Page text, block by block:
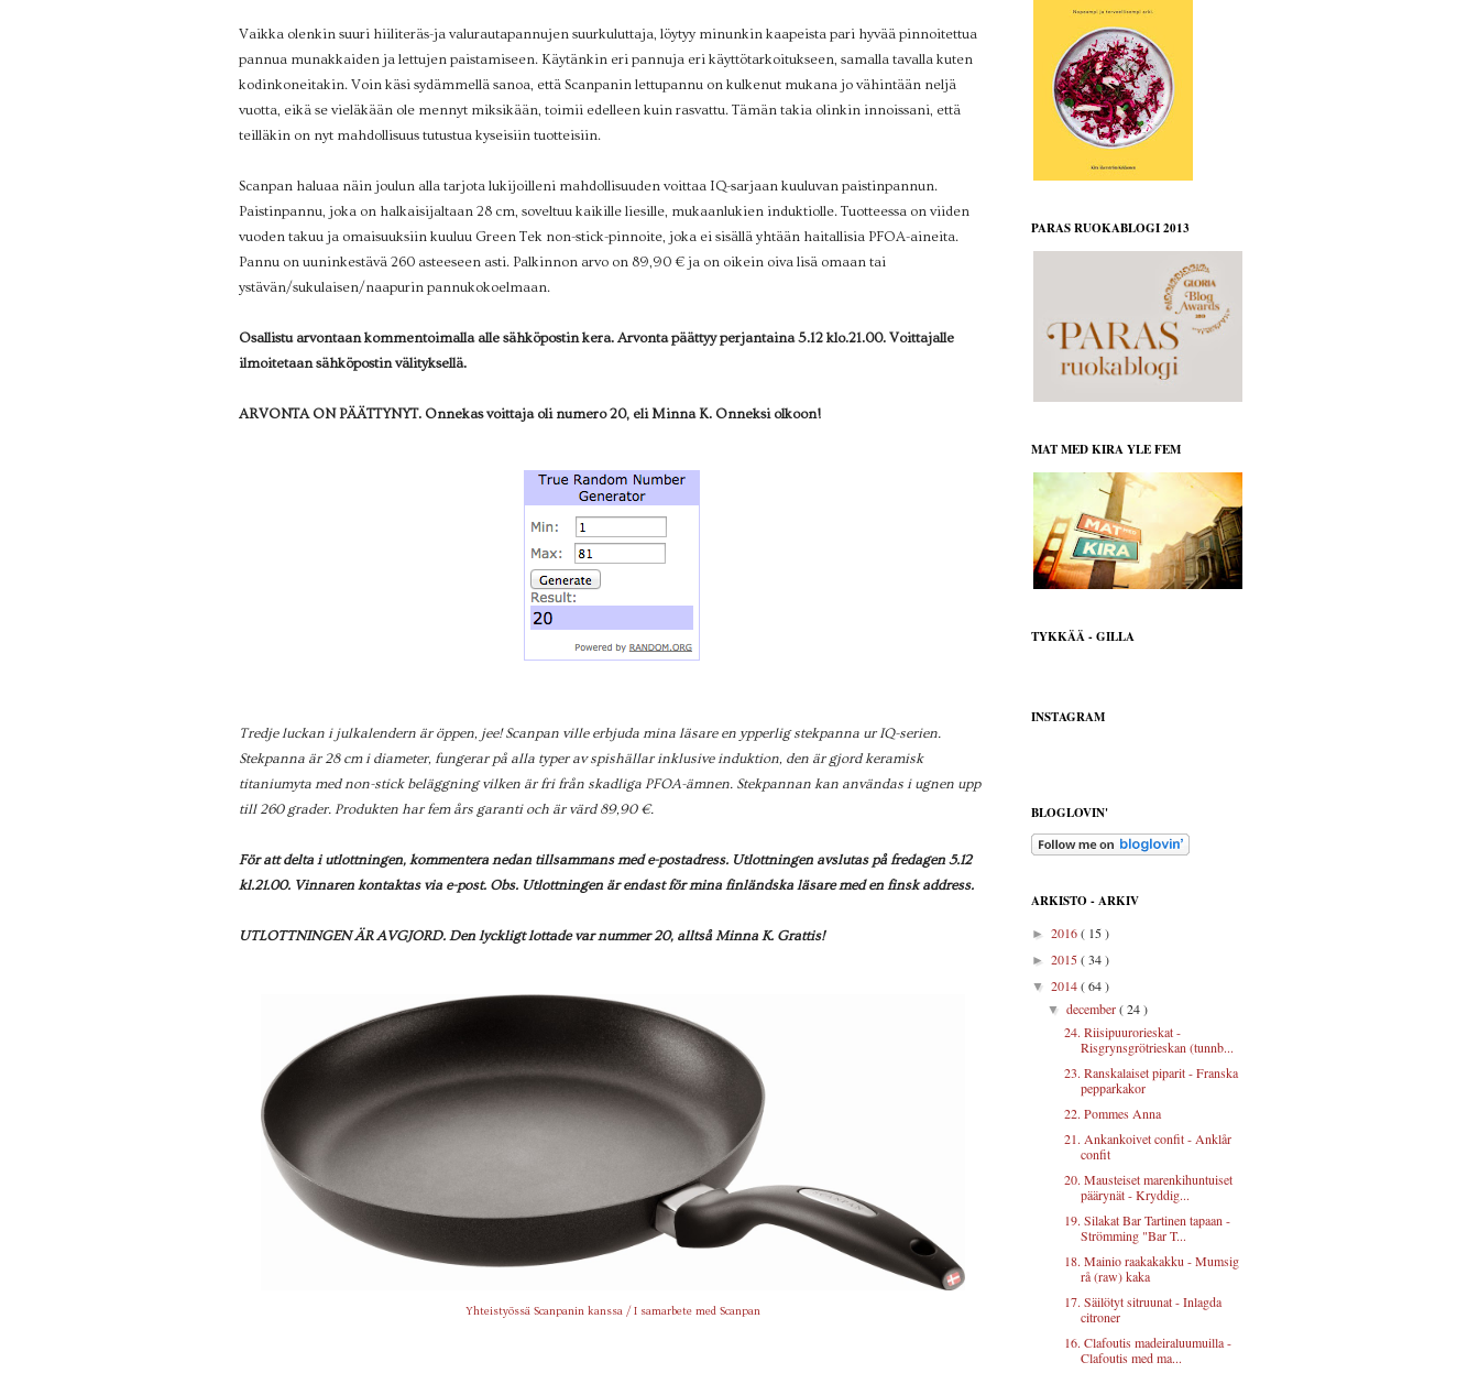
Vaikka olenkin suuri hiiliteräs-ja valurautapannujen suurkuluttaja, löytyy minunkin kaapeista pari hyvää pinnoitettua
pannua munakkaiden ja lettujen paistamiseen. Käytänkin eri pannuja eri käyttötarkoitukseen, samalla tavalla kuten
kodinkoneitakin. Voin käsi sydämmellä sanoa, että Scanpanin lettupannu on kulkenut mukana jo vähintään neljä
vuotta, eikä se vieläkään ole mennyt miksikään, toimii edelleen kuin rasvattu. Tämän takia olinkin innoissani, että
teilläkin on nyt mahdollisuus tutustua kyseisiin tuotteisiin.
Scanpan haluaa näin joulun alla tarjota lukijoilleni mahdollisuuden voittaa IQ-sarjaan kuuluvan paistinpannun.
Paistinpannu, joka on halkaisijaltaan 28 cm, soveltuu kaikille liesille, mukaanlukien induktiolle. Tuotteessa on viiden
vuoden takuu ja omaisuuksiin kuuluu Green Tek non-stick-pinnoite, joka ei sisällä yhtään haitallisia PFOA-aineita.
Pannu on uuninkestävä 260 asteeseen asti. Palkinnon arvo on 89,90 € ja on oikein oiva lisä omaan tai
ystävän/sukulaisen/naapurin pannukokoelmaan.
Osallistu arvontaan kommentoimalla alle sähköpostin kera. Arvonta päättyy perjantaina 5.12 klo.21.00. Voittajalle
ilmoitetaan sähköpostin välityksellä.
ARVONTA ON PÄÄTTYNYT. Onnekas voittaja oli numero 20, eli Minna K. Onneksi olkoon!
Tredje luckan i julkalendern är öppen, jee!Scanpan ville erbjuda mina läsare en ypperlig stekpanna ur IQ-serien.
Stekpanna är 28 cm i diameter, fungerar på alla typer av spishällar inklusive induktion, den är gjord keramisk
titaniumyta med non-stick beläggning vilken är fri från skadliga PFOA-ämnen. Stekpannan kan användas i ugnen upp
till 260 grader. Produkten har fem års garanti och är värd 89,90 €.
För att delta i utlottningen, kommentera nedan tillsammans med e-postadress. Utlottningen avslutas på fredagen 5.12
kl.21.00. Vinnaren kontaktas via e-post. Obs. Utlottningen är endast för mina finländska läsare med en finsk address.
UTLOTTNINGEN ÄR AVGJORD. Den lyckligt lottade var nummer 20, alltså Minna K. Grattis!
Yhteistyössä Scanpanin kanssa / I samarbete med Scanpan
PARAS RUOKABLOGI 2013
MAT MED KIRA YLE FEM
TYKKÄÄ - GILLA
INSTAGRAM
BLOGLOVIN'
ARKISTO - ARKIV
► 2016( 15 )
► 2015( 34 )
▼ 2014( 64 )
▼december( 24 )
24. Riisipuurorieskat -
Risgrynsgrötrieskan (tunnb...
23. Ranskalaiset piparit - Franska
pepparkakor
22. Pommes Anna
21. Ankankoivet confit - Anklår
confit
20. Mausteiset marenkihuntuiset
päärynät - Kryddig...
19. Silakat Bar Tartinen tapaan -
Strömming "Bar T...
18. Mainio raakakakku - Mumsig
rå (raw) kaka
17. Säilötyt sitruunat - Inlagda
citroner
16. Clafoutis madeiraluumuilla -
Clafoutis med ma...